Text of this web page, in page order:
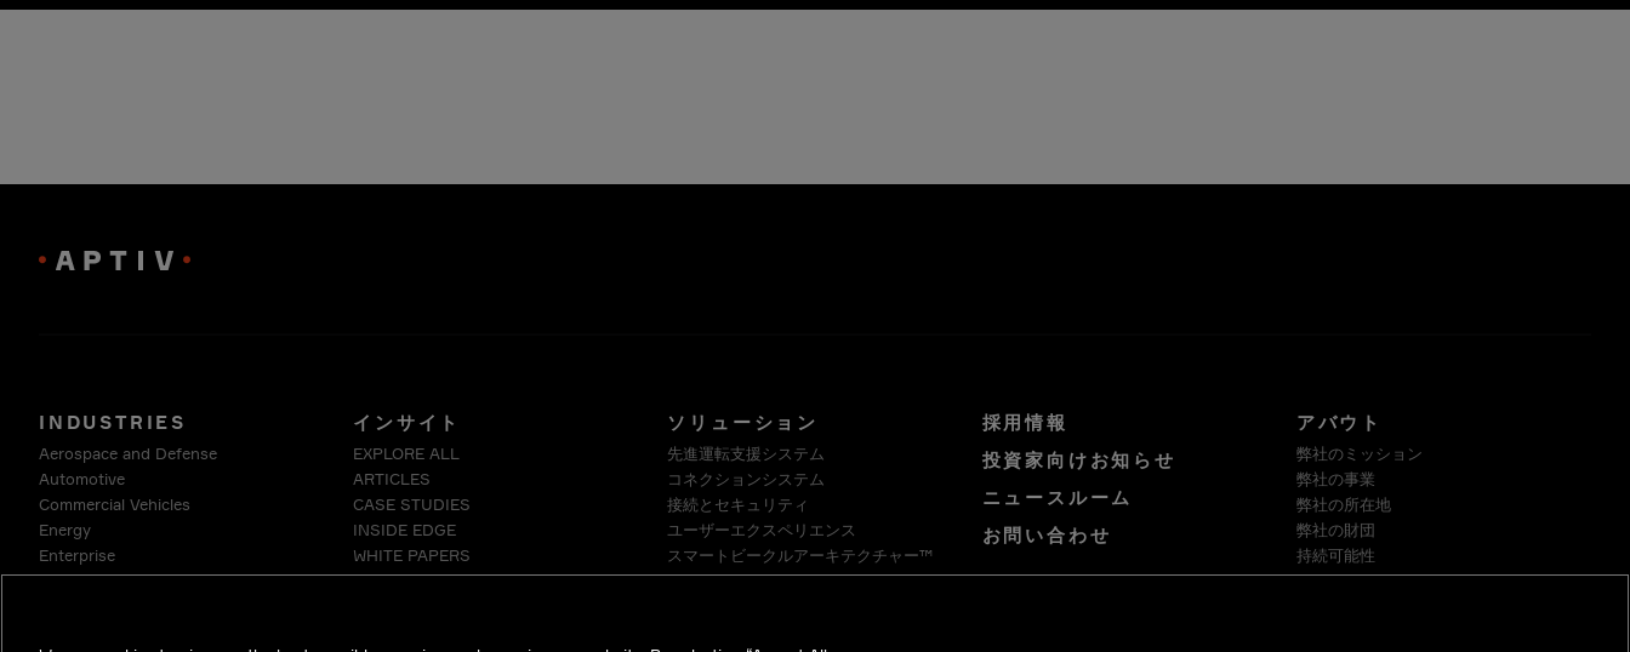
INDUSTRIES
Aerospace and Defense
Automotive
Commercial Vehicles
Energy
Enterprise
Industrials & Robotics
インサイト
EXPLORE ALL
ARTICLES
CASE STUDIES
INSIDE EDGE
WHITE PAPERS
ソリューション
先進運転支援システム
コネクションシステム
接続とセキュリティ
ユーザーエクスペリエンス
スマートビークルアーキテクチャー™
ソフトウェア・プラットフォームとサー
採用情報
投資家向けお知らせ
ニュースルーム
お問い合わせ
アバウト
弊社のミッション
弊社の事業
弊社の所在地
弊社の財団
持続可能性
サプライヤー